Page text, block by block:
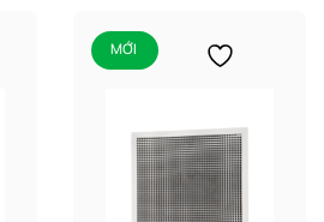
MỚI